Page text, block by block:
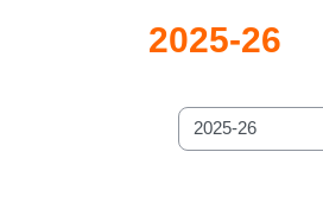
2025-26
Categorie di corso